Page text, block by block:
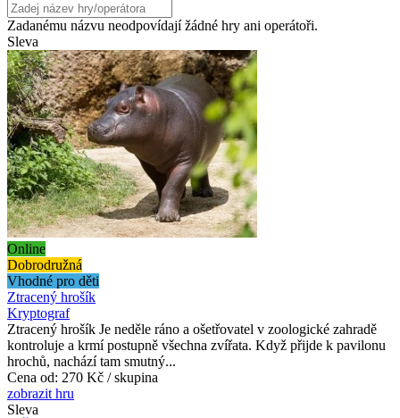
Zadanému názvu neodpovídají žádné hry ani operátoři.
Sleva
Online
Dobrodružná
Vhodné pro děti
Ztracený hrošík
Kryptograf
Ztracený hrošík Je neděle ráno a ošetřovatel v zoologické zahradě
kontroluje a krmí postupně všechna zvířata. Když přijde k pavilonu
hrochů, nachází tam smutný...
Cena od: 270 Kč / skupina
zobrazit hru
Sleva